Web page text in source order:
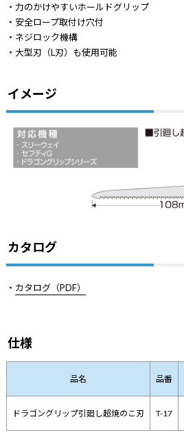
・力のかけやすいホールドグリップ
・安全ロープ取付け穴付
・ネジロック機構
・大型刃（L刃）も使用可能
イメージ
カタログ
・ カタログ（PDF）
仕様
品名 品番
ドラゴングリップ引廻し超焼のこ刃 T-17